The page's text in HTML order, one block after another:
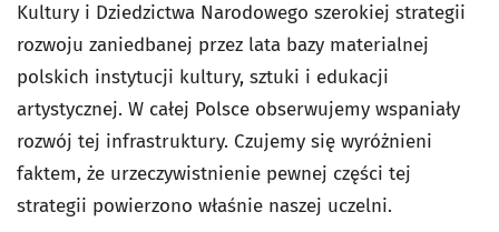
Kultury i Dziedzictwa Narodowego szerokiej strategii
rozwoju zaniedbanej przez lata bazy materialnej
polskich instytucji kultury, sztuki i edukacji
artystycznej. W całej Polsce obserwujemy wspaniały
rozwój tej infrastruktury. Czujemy się wyróżnieni
faktem, że urzeczywistnienie pewnej części tej
strategii powierzono właśnie naszej uczelni.